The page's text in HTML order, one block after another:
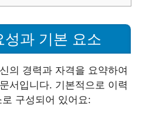
성과 기본 요소
의 경력과 자격을 요약하여
서입니다. 기본적으로 이력
구성되어 있어요: